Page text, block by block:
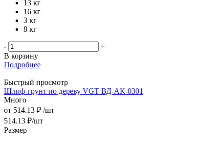
13 кг
16 кг
3 кг
8 кг
-
+
В корзину
Подробнее
Быстрый просмотр
Шлиф-грунт по дереву VGT ВД-АК-0301
Много
от 514.13 ₽ /шт
514.13 ₽/шт
Размер